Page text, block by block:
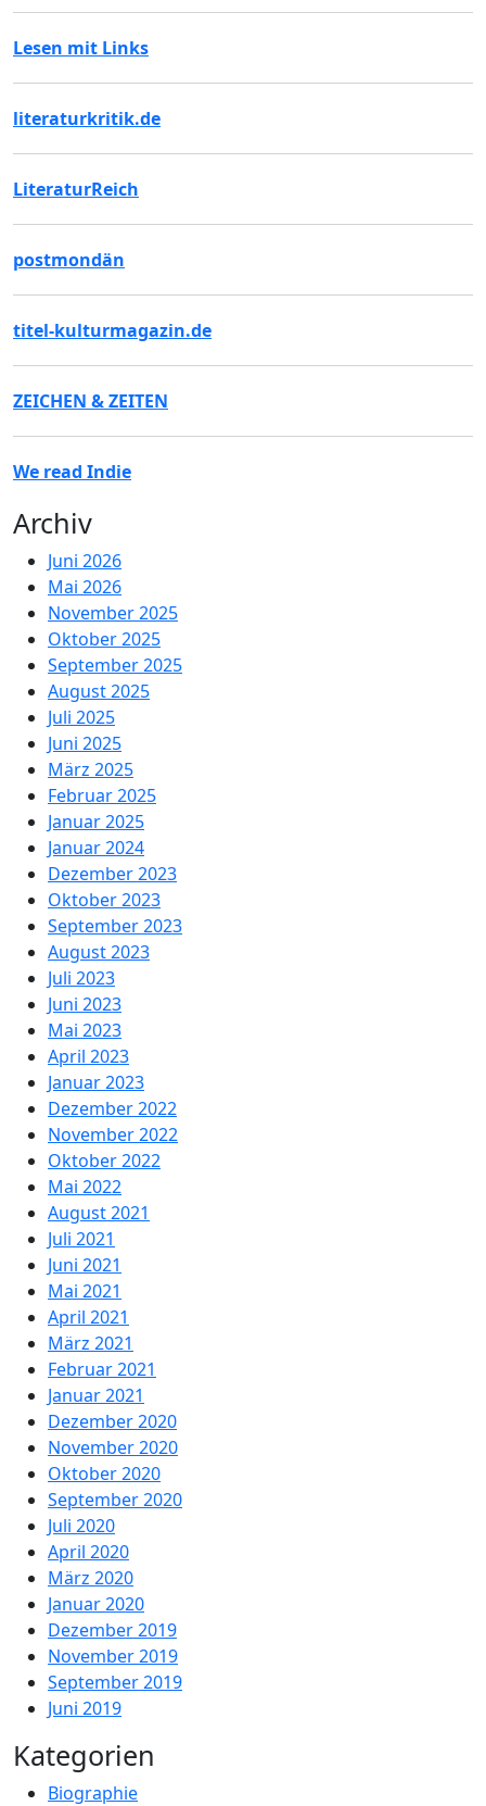
Lesen mit Links
literaturkritik.de
LiteraturReich
postmondän
titel-kulturmagazin.de
ZEICHEN & ZEITEN
We read Indie
Archiv
Juni 2026
Mai 2026
November 2025
Oktober 2025
September 2025
August 2025
Juli 2025
Juni 2025
März 2025
Februar 2025
Januar 2025
Januar 2024
Dezember 2023
Oktober 2023
September 2023
August 2023
Juli 2023
Juni 2023
Mai 2023
April 2023
Januar 2023
Dezember 2022
November 2022
Oktober 2022
Mai 2022
August 2021
Juli 2021
Juni 2021
Mai 2021
April 2021
März 2021
Februar 2021
Januar 2021
Dezember 2020
November 2020
Oktober 2020
September 2020
Juli 2020
April 2020
März 2020
Januar 2020
Dezember 2019
November 2019
September 2019
Juni 2019
Kategorien
Biographie